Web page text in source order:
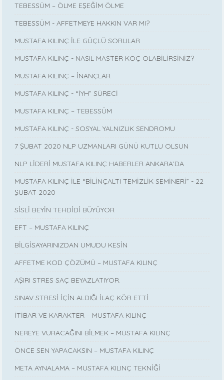
TEBESSÜM – ÖLME EŞEĞİM ÖLME
TEBESSÜM - AFFETMEYE HAKKIN VAR MI?
MUSTAFA KILINÇ İLE GÜÇLÜ SORULAR
MUSTAFA KILINÇ - NASIL MASTER KOÇ OLABİLİRSİNİZ?
MUSTAFA KILINÇ – İNANÇLAR
MUSTAFA KILINÇ - “İYH” SÜRECİ
MUSTAFA KILINÇ – TEBESSÜM
MUSTAFA KILINÇ - SOSYAL YALNIZLIK SENDROMU
7 ŞUBAT 2020 NLP UZMANLARI GÜNÜ KUTLU OLSUN
NLP LİDERİ MUSTAFA KILINÇ HABERLER ANKARA’DA
MUSTAFA KILINÇ İLE “BİLİNÇALTI TEMİZLİK SEMİNERİ” - 22
ŞUBAT 2020
SİSLİ BEYİN TEHDİDİ BÜYÜYOR
EFT – MUSTAFA KILINÇ
BİLGİSAYARINIZDAN UMUDU KESİN
AFFETME KOD ÇÖZÜMÜ – MUSTAFA KILINÇ
AŞIRI STRES SAÇ BEYAZLATIYOR.
SINAV STRESİ İÇİN ALDIĞI İLAÇ KÖR ETTİ
İTİBAR VE KARAKTER – MUSTAFA KILINÇ
NEREYE VURACAĞINI BİLMEK – MUSTAFA KILINÇ
ÖNCE SEN YAPACAKSIN – MUSTAFA KILINÇ
META AYNALAMA – MUSTAFA KILINÇ TEKNİĞİ